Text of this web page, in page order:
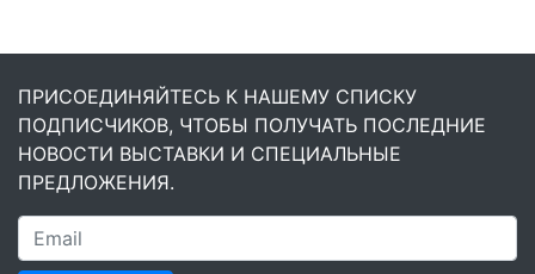
ПРИСОЕДИНЯЙТЕСЬ К НАШЕМУ СПИСКУ
ПОДПИСЧИКОВ, ЧТОБЫ ПОЛУЧАТЬ ПОСЛЕДНИЕ
НОВОСТИ ВЫСТАВКИ И СПЕЦИАЛЬНЫЕ
ПРЕДЛОЖЕНИЯ.